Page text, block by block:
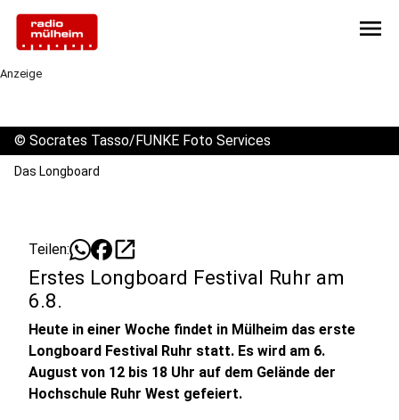
menu
Anzeige
© Socrates Tasso/FUNKE Foto Services
Das Longboard
Teilen: open_in_new
Erstes Longboard Festival Ruhr am
6.8.
Heute in einer Woche findet in Mülheim das erste
Longboard Festival Ruhr statt. Es wird am 6.
August von 12 bis 18 Uhr auf dem Gelände der
Hochschule Ruhr West gefeiert.